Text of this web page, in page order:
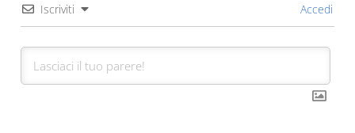
Iscriviti Accedi